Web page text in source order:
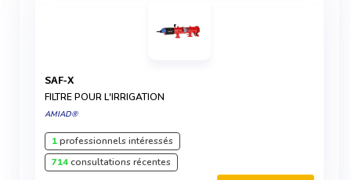
SAF-X
FILTRE POUR L'IRRIGATION
AMIAD®
1professionnels intéressés
714consultations récentes